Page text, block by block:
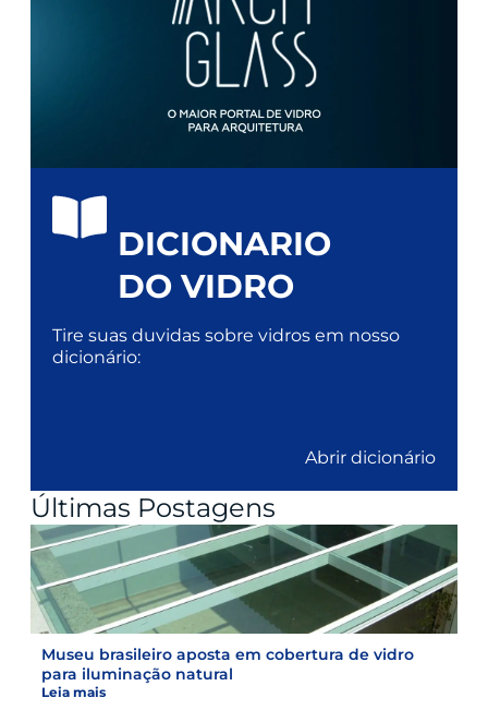
DICIONARIO
DO VIDRO
Tire suas duvidas sobre vidros em nosso
dicionário:
Abrir dicionário
Últimas Postagens
Museu brasileiro aposta em cobertura de vidro
para iluminação natural
Leia mais